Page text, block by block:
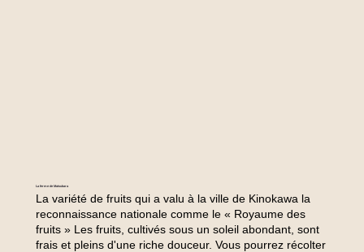
La ferme de Matsubara
La variété de fruits qui a valu à la ville de Kinokawa la
reconnaissance nationale comme le « Royaume des
fruits » Les fruits, cultivés sous un soleil abondant, sont
frais et pleins d'une riche douceur. Vous pourrez récolter